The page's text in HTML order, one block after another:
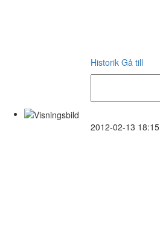
Historik Gå till
2012-02-13 18:15